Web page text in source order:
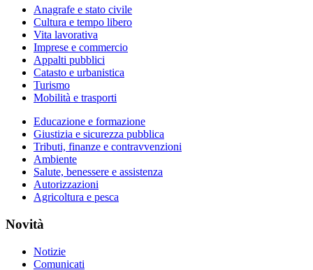
Anagrafe e stato civile
Cultura e tempo libero
Vita lavorativa
Imprese e commercio
Appalti pubblici
Catasto e urbanistica
Turismo
Mobilità e trasporti
Educazione e formazione
Giustizia e sicurezza pubblica
Tributi, finanze e contravvenzioni
Ambiente
Salute, benessere e assistenza
Autorizzazioni
Agricoltura e pesca
Novità
Notizie
Comunicati